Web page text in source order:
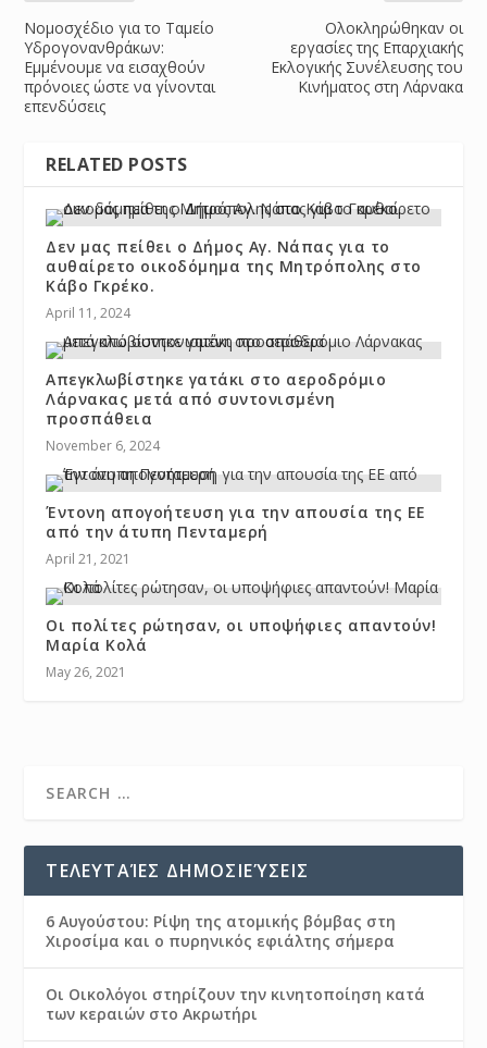
Νομοσχέδιο για το Ταμείο
Υδρογονανθράκων:
Εμμένουμε να εισαχθούν
πρόνοιες ώστε να γίνονται
επενδύσεις
Ολοκληρώθηκαν οι
εργασίες της Επαρχιακής
Εκλογικής Συνέλευσης του
Κινήματος στη Λάρνακα
RELATED POSTS
Δεν μας πείθει ο Δήμος Αγ. Νάπας για το
αυθαίρετο οικοδόμημα της Μητρόπολης στο
Κάβο Γκρέκο.
April 11, 2024
Απεγκλωβίστηκε γατάκι στο αεροδρόμιο
Λάρνακας μετά από συντονισμένη
προσπάθεια
November 6, 2024
Έντονη απογοήτευση για την απουσία της ΕΕ
από την άτυπη Πενταμερή
April 21, 2021
Οι πολίτες ρώτησαν, οι υποψήφιες απαντούν!
Μαρία Κολά
May 26, 2021
ΤΕΛΕΥΤΑΊΕΣ ΔΗΜΟΣΙΕΎΣΕΙΣ
6 Αυγούστου: Ρίψη της ατομικής βόμβας στη
Χιροσίμα και ο πυρηνικός εφιάλτης σήμερα
Οι Οικολόγοι στηρίζουν την κινητοποίηση κατά
των κεραιών στο Ακρωτήρι